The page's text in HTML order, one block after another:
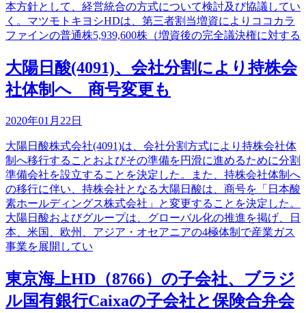
本方針として、経営統合の方式について検討及び協議してい
く。マツモトキヨシHDは、第三者割当増資によりココカラ
ファインの普通株5,939,600株（増資後の完全議決権に対する
大陽日酸(4091)、会社分割により持株会
社体制へ 商号変更も
2020年01月22日
大陽日酸株式会社(4091)は、会社分割方式により持株会社体
制へ移行することおよびその準備を円滑に進めるために分割
準備会社を設立することを決定した。また、持株会社体制へ
の移行に伴い、持株会社となる大陽日酸は、商号を「日本酸
素ホールディングス株式会社」と変更することを決定した。
大陽日酸およびグループは、グローバル化の推進を掲げ、日
本、米国、欧州、アジア・オセアニアの4極体制で産業ガス
事業を展開してい
東京海上HD（8766）の子会社、ブラジ
ル国有銀行Caixaの子会社と保険合弁会